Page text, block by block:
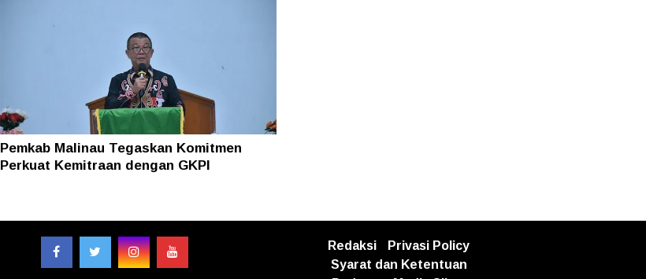
Di Tengah Efisiensi Anggaran, Pemprov
Kaltara Pastikan TPP ASN Tetap Dibayar
Pemkab Malinau Tegaskan Komitmen
Perkuat Kemitraan dengan GKPI
Redaksi
Privasi Policy
Syarat dan Ketentuan